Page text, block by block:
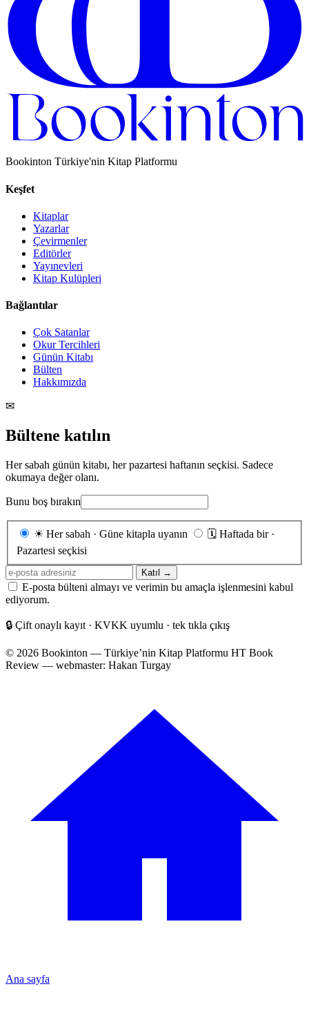
Bookinton Türkiye'nin Kitap Platformu
Keşfet
Kitaplar
Yazarlar
Çevirmenler
Editörler
Yayınevleri
Kitap Kulüpleri
Bağlantılar
Çok Satanlar
Okur Tercihleri
Günün Kitabı
Bülten
Hakkımızda
✉
Bültene katılın
Her sabah günün kitabı, her pazartesi haftanın seçkisi. Sadece
okumaya değer olanı.
Bunu boş bırakın
Gönderim
☀ Her sabah · Güne kitapla uyanın 🗓 Haftada bir ·
Pazartesi seçkisi
E-
posta
adresiniz
Katıl →
E-posta bülteni almayı ve verimin bu amaçla işlenmesini kabul
ediyorum.
🔒 Çift onaylı kayıt · KVKK uyumlu · tek tıkla çıkış
© 2026 Bookinton — Türkiye’nin Kitap Platformu HT Book
Review — webmaster: Hakan Turgay
Ana sayfa